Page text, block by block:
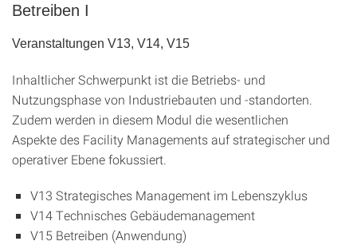
Betreiben I
Veranstaltungen V13, V14, V15
Inhaltlicher Schwerpunkt ist die Betriebs- und
Nutzungsphase von Industriebauten und -standorten.
Zudem werden in diesem Modul die wesentlichen
Aspekte des Facility Managements auf strategischer und
operativer Ebene fokussiert.
V13 Strategisches Management im Lebenszyklus
V14 Technisches Gebäudemanagement
V15 Betreiben (Anwendung)